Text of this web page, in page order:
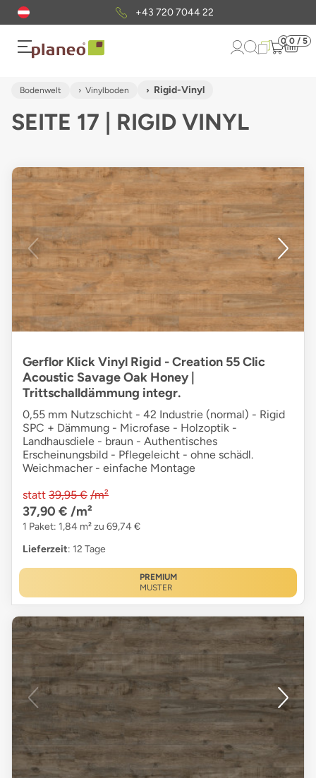
KostenloserMusterversand
0 0 / 5
Bodenwelt Vinylboden Rigid-Vinyl
SEITE 17 | RIGID VINYL
Gerflor Klick Vinyl Rigid - Creation 55 Clic
Acoustic Savage Oak Honey |
Trittschalldämmung integr.
0,55 mm Nutzschicht - 42 Industrie (normal) - Rigid
SPC + Dämmung - Microfase - Holzoptik -
Landhausdiele - braun - Authentisches
Erscheinungsbild - Pflegeleicht - ohne schädl.
Weichmacher - einfache Montage
statt 39,95 € /m²
37,90 € /m²
1 Paket: 1,84 m² zu 69,74 €
Lieferzeit: 12 Tage
PREMIUM
MUSTER